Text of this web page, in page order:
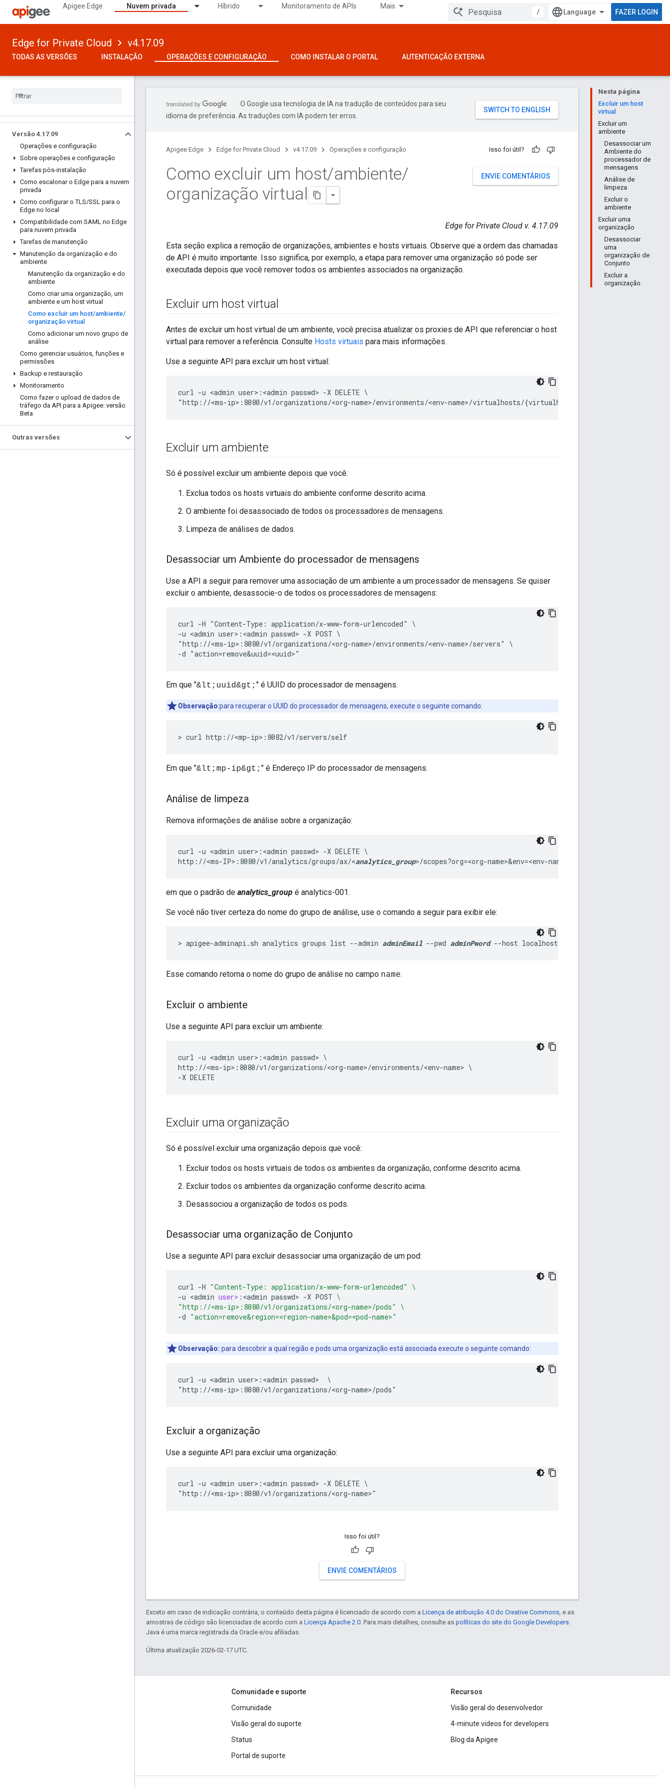
Apigee Edge Nuvem privada Híbrido Monitoramento de APIs Mais
/ FAZER LOGIN
Edge for Private Cloud v4.17.09
TODAS AS VERSÕES INSTALAÇÃO OPERAÇÕES E CONFIGURAÇÃO COMO INSTALAR O PORTAL AUTENTICAÇÃO EXTERNA
Versão 4.17.09
Operações e configuração
Sobre operações e configuração
Tarefas pós-instalação
Como escalonar o Edge para a nuvem
privada
Como configurar o TLS/SSL para o
Edge no local
Compatibilidade com SAML no Edge
para nuvem privada
Tarefas de manutenção
Manutenção da organização e do
ambiente
Manutenção da organização e do
ambiente
Como criar uma organização, um
ambiente e um host virtual
Como excluir um host/ambiente/
organização virtual
Como adicionar um novo grupo de
análise
Como gerenciar usuários, funções e
permissões
Backup e restauração
Monitoramento
Como fazer o upload de dados de
tráfego da API para a Apigee: versão
Beta
Outras versões
Nesta página
Excluir um host
virtual
Excluir um
ambiente
Desassociar um
Ambiente do
processador de
mensagens
Análise de
limpeza
Excluir o
ambiente
Excluir uma
organização
Desassociar
uma
organização de
Conjunto
Excluir a
organização
O Google usa tecnologia de IA na tradução de conteúdos para seu
idioma de preferência. As traduções com IA podem ter erros.
Apigee Edge Edge for Private Cloud v4.17.09 Operações e configuração Isso foi útil?
ENVIE COMENTÁRIOS
Como excluir um host/ambiente/
organização virtual
Edge for Private Cloud v. 4.17.09
Esta seção explica a remoção de organizações, ambientes e hosts virtuais. Observe que a ordem das chamadas
de API é muito importante. Isso significa, por exemplo, a etapa para remover uma organização só pode ser
executada depois que você remover todos os ambientes associados na organização.
Excluir um host virtual
Antes de excluir um host virtual de um ambiente, você precisa atualizar os proxies de API que referenciar o host
virtual para remover a referência. Consulte Hosts virtuais para mais informações.
Use a seguinte API para excluir um host virtual:
curl -u <admin user>:<admin passwd> -X DELETE \
"http://<ms-ip>:8080/v1/organizations/<org-name>/environments/<env-name>/virtualhosts/{virtualhost_name}"
Excluir um ambiente
Só é possível excluir um ambiente depois que você:
Exclua todos os hosts virtuais do ambiente conforme descrito acima.
O ambiente foi desassociado de todos os processadores de mensagens.
Limpeza de análises de dados.
Desassociar um Ambiente do processador de mensagens
Use a API a seguir para remover uma associação de um ambiente a um processador de mensagens. Se quiser
excluir o ambiente, desassocie-o de todos os processadores de mensagens:
curl -H "Content-Type: application/x-www-form-urlencoded" \
-u <admin user>:<admin passwd> -X POST \
"http://<ms-ip>:8080/v1/organizations/<org-name>/environments/<env-name>/servers" \
-d "action=remove&uuid=<uuid>"
Em que "&lt;uuid&gt; " é UUID do processador de mensagens.
Observação:para recuperar o UUID do processador de mensagens, execute o seguinte comando:
> curl http://<mp-ip>:8082/v1/servers/self
Em que "&lt;mp-ip&gt; " é Endereço IP do processador de mensagens.
Análise de limpeza
Remova informações de análise sobre a organização:
curl -u <admin user>:<admin passwd> -X DELETE \
http://<ms-IP>:8080/v1/analytics/groups/ax/<analytics_group>/scopes?org=<org-name>&env=<env-name>
em que o padrão de analytics_group é analytics-001.
Se você não tiver certeza do nome do grupo de análise, use o comando a seguir para exibir ele:
> apigee-adminapi.sh analytics groups list --admin adminEmail --pwd adminPword --host localhost
Esse comando retorna o nome do grupo de análise no campo name.
Excluir o ambiente
Use a seguinte API para excluir um ambiente:
curl -u <admin user>:<admin passwd> \
http://<ms-ip>:8080/v1/organizations/<org-name>/environments/<env-name> \
-X DELETE
Excluir uma organização
Só é possível excluir uma organização depois que você:
Excluir todos os hosts virtuais de todos os ambientes da organização, conforme descrito acima.
Excluir todos os ambientes da organização conforme descrito acima.
Desassociou a organização de todos os pods.
Desassociar uma organização de Conjunto
Use a seguinte API para excluir desassociar uma organização de um pod:
curl -H "Content-Type: application/x-www-form-urlencoded"
\
-u <admin user>: <admin passwd> -X POST \
"http://<ms-ip>:8080/v1/organizations/<org-name>/pods"
\
-d "action=remove&region=<region-name>&pod=<pod-name>"
Observação: para descobrir a qual região e pods uma organização está associada execute o seguinte comando:
curl -u <admin user>:<admin passwd>  \
"http://<ms-ip>:8080/v1/organizations/<org-name>/pods"
Excluir a organização
Use a seguinte API para excluir uma organização:
curl -u <admin user>:<admin passwd> -X DELETE \
"http://<ms-ip>:8080/v1/organizations/<org-name>"
Isso foi útil?
ENVIE COMENTÁRIOS
Exceto em caso de indicação contrária, o conteúdo desta página é licenciado de acordo com a Licença de atribuição 4.0 do Creative Commons, e as
amostras de código são licenciadas de acordo com a Licença Apache 2.0. Para mais detalhes, consulte as políticas do site do Google Developers.
Java é uma marca registrada da Oracle e/ou afiliadas.
Última atualização 2026-02-17 UTC.
Comunidade e suporte
Comunidade
Visão geral do suporte
Status
Portal de suporte
Recursos
Visão geral do desenvolvedor
4-minute videos for developers
Blog da Apigee